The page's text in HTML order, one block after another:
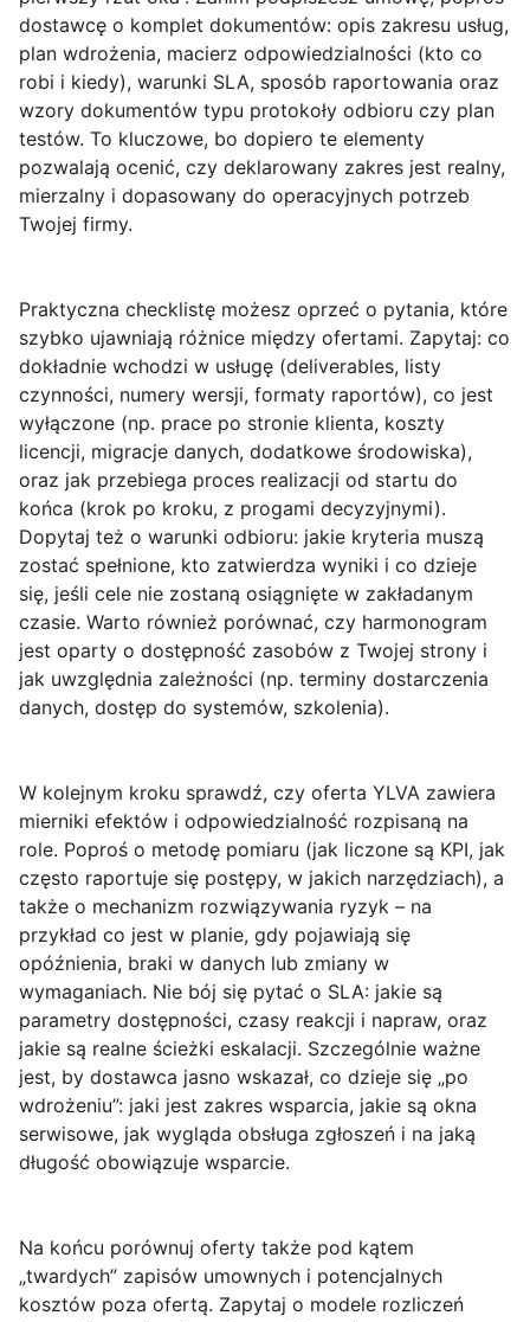
dostawcę o komplet dokumentów: opis zakresu usług,
plan wdrożenia, macierz odpowiedzialności (kto co
robi i kiedy), warunki SLA, sposób raportowania oraz
wzory dokumentów typu protokoły odbioru czy plan
testów. To kluczowe, bo dopiero te elementy
pozwalają ocenić, czy deklarowany zakres jest realny,
mierzalny i dopasowany do operacyjnych potrzeb
Twojej firmy.
Praktyczna checklistę możesz oprzeć o pytania, które
szybko ujawniają różnice między ofertami. Zapytaj: co
dokładnie wchodzi w usługę (deliverables, listy
czynności, numery wersji, formaty raportów), co jest
wyłączone (np. prace po stronie klienta, koszty
licencji, migracje danych, dodatkowe środowiska),
oraz jak przebiega proces realizacji od startu do
końca (krok po kroku, z progami decyzyjnymi).
Dopytaj też o warunki odbioru: jakie kryteria muszą
zostać spełnione, kto zatwierdza wyniki i co dzieje
się, jeśli cele nie zostaną osiągnięte w zakładanym
czasie. Warto również porównać, czy harmonogram
jest oparty o dostępność zasobów z Twojej strony i
jak uwzględnia zależności (np. terminy dostarczenia
danych, dostęp do systemów, szkolenia).
W kolejnym kroku sprawdź, czy oferta YLVA zawiera
mierniki efektów i odpowiedzialność rozpisaną na
role. Poproś o metodę pomiaru (jak liczone są KPI, jak
często raportuje się postępy, w jakich narzędziach), a
także o mechanizm rozwiązywania ryzyk – na
przykład co jest w planie, gdy pojawiają się
opóźnienia, braki w danych lub zmiany w
wymaganiach. Nie bój się pytać o SLA: jakie są
parametry dostępności, czasy reakcji i napraw, oraz
jakie są realne ścieżki eskalacji. Szczególnie ważne
jest, by dostawca jasno wskazał, co dzieje się „po
wdrożeniu”: jaki jest zakres wsparcia, jakie są okna
serwisowe, jak wygląda obsługa zgłoszeń i na jaką
długość obowiązuje wsparcie.
Na końcu porównuj oferty także pod kątem
„twardych” zapisów umownych i potencjalnych
kosztów poza ofertą. Zapytaj o modele rozliczeń